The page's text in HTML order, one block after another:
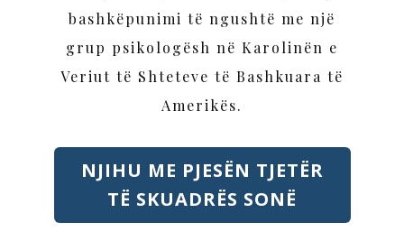
bashkëpunimi të ngushtë me një
grup psikologësh në Karolinën e
Veriut të Shteteve të Bashkuara të
Amerikës.
NJIHU ME PJESËN TJETËR
TË SKUADRËS SONË